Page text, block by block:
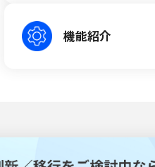
機能紹介